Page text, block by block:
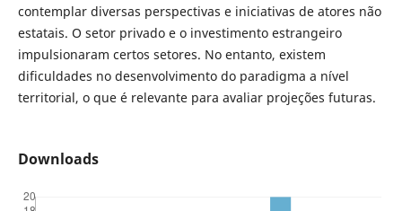
contemplar diversas perspectivas e iniciativas de atores não
estatais. O setor privado e o investimento estrangeiro
impulsionaram certos setores. No entanto, existem
dificuldades no desenvolvimento do paradigma a nível
territorial, o que é relevante para avaliar projeções futuras.
Downloads